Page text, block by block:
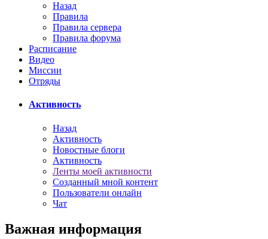
Назад
Правила
Правила сервера
Правила форума
Расписание
Видео
Миссии
Отряды
Активность
Назад
Активность
Новостные блоги
Активность
Ленты моей активности
Созданный мной контент
Пользователи онлайн
Чат
Важная информация